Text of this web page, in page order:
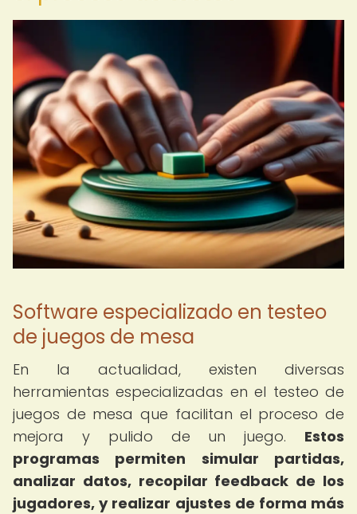
Software especializado en testeo
de juegos de mesa
En la actualidad, existen diversas
herramientas especializadas en el testeo de
juegos de mesa que facilitan el proceso de
mejora y pulido de un juego. Estos
programas permiten simular partidas,
analizar datos, recopilar feedback de los
jugadores, y realizar ajustes de forma más